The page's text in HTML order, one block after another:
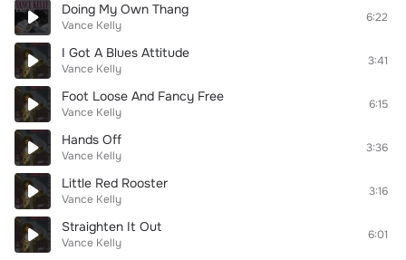
Doing My Own Thang
Vance Kelly
6:22
I Got A Blues Attitude
Vance Kelly
3:41
Foot Loose And Fancy Free
Vance Kelly
6:15
Hands Off
Vance Kelly
3:36
Little Red Rooster
Vance Kelly
3:16
Straighten It Out
Vance Kelly
6:01